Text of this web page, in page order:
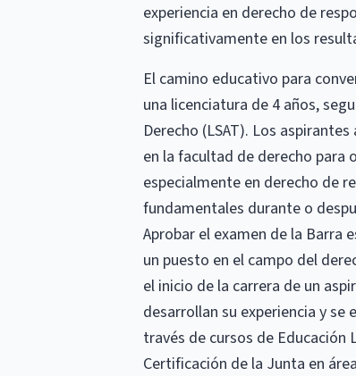
experiencia en derecho de
significativamente en los
El camino educativo para
una licenciatura de 4 años,
Derecho (LSAT). Los
en la facultad de derecho para
especialmente en derecho de
fundamentales durante o
Aprobar el examen de la Barra
un puesto en el campo del
el inicio de la carrera de un
desarrollan su experiencia y
través de cursos de Educación
Certificación de la Junta en